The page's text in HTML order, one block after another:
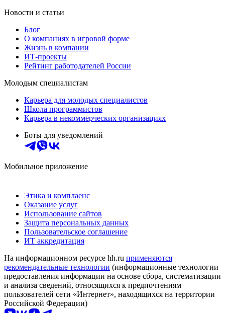
Новости и статьи
Блог
О компаниях в игровой форме
Жизнь в компании
ИТ-проекты
Рейтинг работодателей России
Молодым специалистам
Карьера для молодых специалистов
Школа программистов
Карьера в некоммерческих организациях
Боты для уведомлений
Мобильное приложение
Этика и комплаенс
Оказание услуг
Использование сайтов
Защита персональных данных
Пользовательское соглашение
ИТ аккредитация
На информационном ресурсе hh.ru применяются
рекомендательные технологии (информационные технологии
предоставления информации на основе сбора, систематизации
и анализа сведений, относящихся к предпочтениям
пользователей сети «Интернет», находящихся на территории
Российской Федерации)